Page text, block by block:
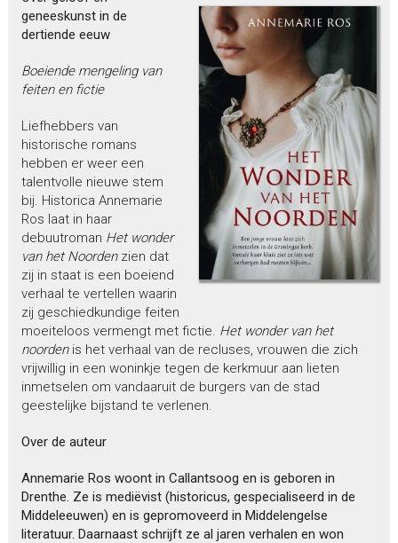
geneeskunst in de
dertiende eeuw
Boeiende mengeling van
feiten en fictie
Liefhebbers van
historische romans
hebben er weer een
talentvolle nieuwe stem
bij. Historica Annemarie
Ros laat in haar
debuutroman Het wonder
van het Noordenzien dat
zij in staat is een boeiend
verhaal te vertellen waarin
zij geschiedkundige feiten
moeiteloos vermengt met fictie. Het wonder van het
noordenis het verhaal van de recluses, vrouwen die zich
vrijwillig in een woninkje tegen de kerkmuur aan lieten
inmetselen om vandaaruit de burgers van de stad
geestelijke bijstand te verlenen.
Over de auteur
Annemarie Ros woont in Callantsoog en is geboren in
Drenthe. Ze is mediëvist (historicus, gespecialiseerd in de
Middeleeuwen) en is gepromoveerd in Middelengelse
literatuur. Daarnaast schrijft ze al jaren verhalen en won